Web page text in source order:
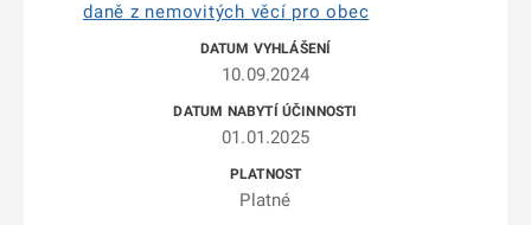
daně z nemovitých věcí pro obec
10.09.2024
01.01.2025
Platné